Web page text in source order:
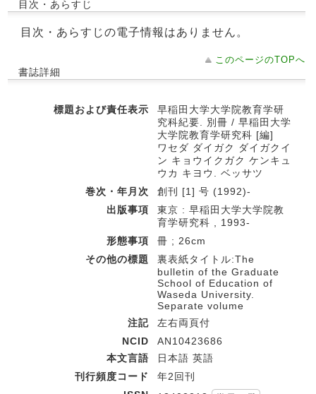
目次・あらすじ
目次・あらすじの電子情報はありません。
このページのTOPへ
書誌詳細
標題および責任表示
早稲田大学大学院教育学研
究科紀要. 別冊 / 早稲田大学
大学院教育学研究科 [編]
ワセダ ダイガク ダイガクイ
ン キョウイクガク ケンキュ
ウカ キヨウ. ベッサツ
巻次・年月次
創刊 [1] 号 (1992)-
出版事項
東京 : 早稲田大学大学院教
育学研究科 , 1993-
形態事項
冊 ; 26cm
その他の標題
裏表紙タイトル:The
bulletin of the Graduate
School of Education of
Waseda University.
Separate volume
注記
左右両頁付
NCID
AN10423686
本文言語
日本語 英語
刊行頻度コード
年2回刊